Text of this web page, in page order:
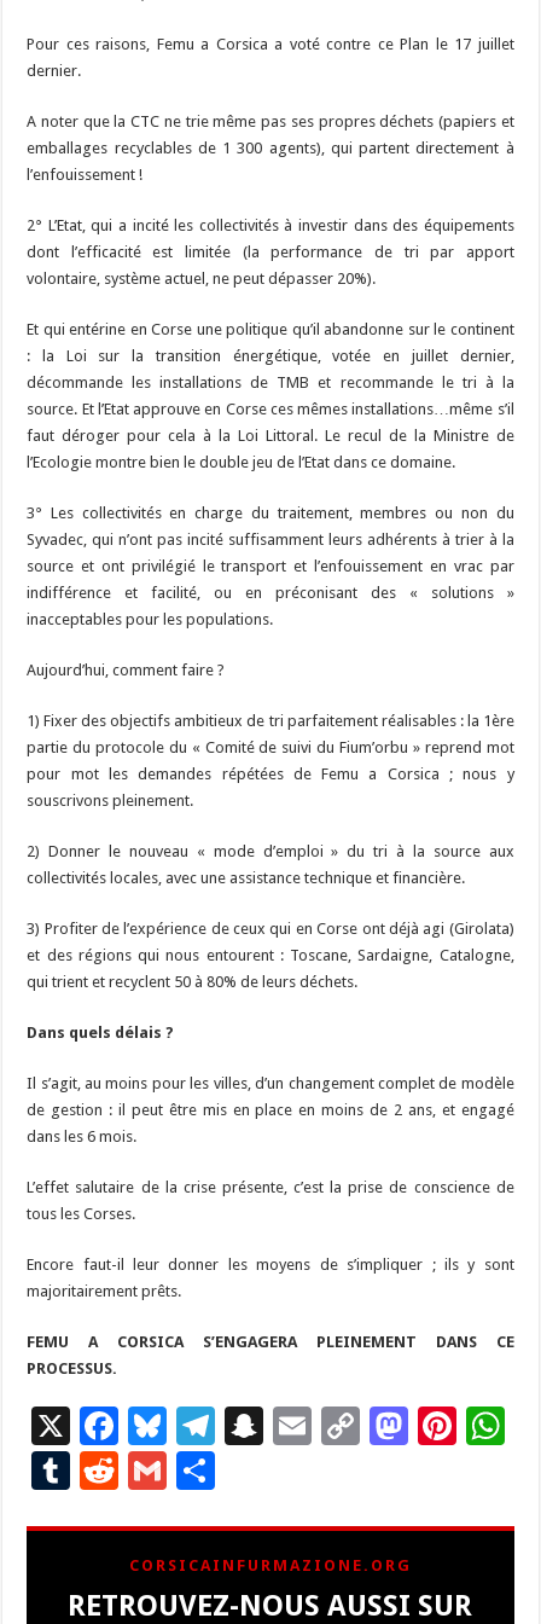
Pour ces raisons, Femu a Corsica a voté contre ce Plan le 17 juillet
dernier.
A noter que la CTC ne trie même pas ses propres déchets (papiers et
emballages recyclables de 1 300 agents), qui partent directement à
l’enfouissement !
2° L’Etat, qui a incité les collectivités à investir dans des équipements
dont l’efficacité est limitée (la performance de tri par apport
volontaire, système actuel, ne peut dépasser 20%).
Et qui entérine en Corse une politique qu’il abandonne sur le continent
: la Loi sur la transition énergétique, votée en juillet dernier,
décommande les installations de TMB et recommande le tri à la
source. Et l’Etat approuve en Corse ces mêmes installations…même s’il
faut déroger pour cela à la Loi Littoral. Le recul de la Ministre de
l’Ecologie montre bien le double jeu de l’Etat dans ce domaine.
3° Les collectivités en charge du traitement, membres ou non du
Syvadec, qui n’ont pas incité suffisamment leurs adhérents à trier à la
source et ont privilégié le transport et l’enfouissement en vrac par
indifférence et facilité, ou en préconisant des « solutions »
inacceptables pour les populations.
Aujourd’hui, comment faire ?
1) Fixer des objectifs ambitieux de tri parfaitement réalisables : la 1ère
partie du protocole du « Comité de suivi du Fium’orbu » reprend mot
pour mot les demandes répétées de Femu a Corsica ; nous y
souscrivons pleinement.
2) Donner le nouveau « mode d’emploi » du tri à la source aux
collectivités locales, avec une assistance technique et financière.
3) Profiter de l’expérience de ceux qui en Corse ont déjà agi (Girolata)
et des régions qui nous entourent : Toscane, Sardaigne, Catalogne,
qui trient et recyclent 50 à 80% de leurs déchets.
Dans quels délais ?
Il s’agit, au moins pour les villes, d’un changement complet de modèle
de gestion : il peut être mis en place en moins de 2 ans, et engagé
dans les 6 mois.
L’effet salutaire de la crise présente, c’est la prise de conscience de
tous les Corses.
Encore faut-il leur donner les moyens de s’impliquer ; ils y sont
majoritairement prêts.
FEMU A CORSICA S’ENGAGERA PLEINEMENT DANS CE
PROCESSUS.
X
F
ac
e
b
o
Bl
u
es
ky
T
gr
a
S
p
c
E
l
C
y
Li
M
d
Pi
es
T
bl
R
di
G
l
g
CORSICAINFURMAZIONE.ORG
RETROUVEZ-NOUS AUSSI SUR